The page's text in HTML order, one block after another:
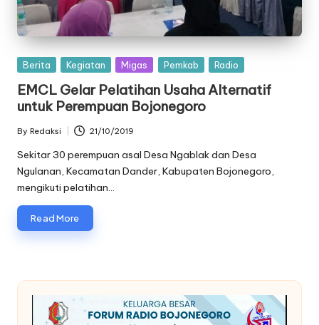
Posted
Berita Kegiatan Migas Pemkab Radio
EMCL Gelar Pelatihan Usaha Alternatif
untuk Perempuan Bojonegoro
Posted
by
By Redaksi 21/10/2019
Sekitar 30 perempuan asal Desa Ngablak dan Desa
Ngulanan, Kecamatan Dander, Kabupaten Bojonegoro,
mengikuti pelatihan…
Read More